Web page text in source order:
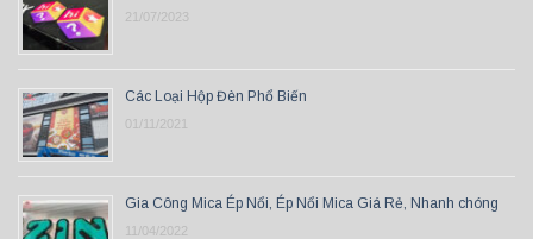
21/07/2023
Các Loại Hộp Đèn Phổ Biến
01/11/2021
Gia Công Mica Ép Nổi, Ép Nổi Mica Giá Rẻ, Nhanh chóng
11/04/2022